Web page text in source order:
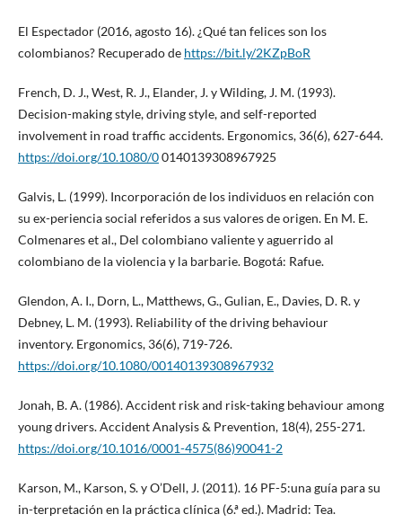
El Espectador (2016, agosto 16). ¿Qué tan felices son los
colombianos? Recuperado de https://bit.ly/2KZpBoR
French, D. J., West, R. J., Elander, J. y Wilding, J. M. (1993).
Decision-making style, driving style, and self-reported
involvement in road traffic accidents. Ergonomics, 36(6), 627-644.
https://doi.org/10.1080/00140139308967925
Galvis, L. (1999). Incorporación de los individuos en relación con
su ex-periencia social referidos a sus valores de origen. En M. E.
Colmenares et al., Del colombiano valiente y aguerrido al
colombiano de la violencia y la barbarie. Bogotá: Rafue.
Glendon, A. I., Dorn, L., Matthews, G., Gulian, E., Davies, D. R. y
Debney, L. M. (1993). Reliability of the driving behaviour
inventory. Ergonomics, 36(6), 719-726.
https://doi.org/10.1080/00140139308967932
Jonah, B. A. (1986). Accident risk and risk-taking behaviour among
young drivers. Accident Analysis & Prevention, 18(4), 255-271.
https://doi.org/10.1016/0001-4575(86)90041-2
Karson, M., Karson, S. y O’Dell, J. (2011). 16 PF-5:una guía para su
in-terpretación en la práctica clínica (6.ª ed.). Madrid: Tea.